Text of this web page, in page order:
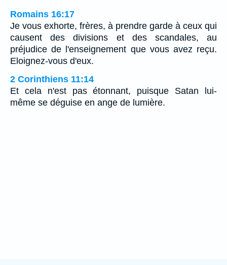
Romains 16:17
Je vous exhorte, frères, à prendre garde à ceux qui
causent des divisions et des scandales, au
préjudice de l'enseignement que vous avez reçu.
Eloignez-vous d'eux.
2 Corinthiens 11:14
Et cela n'est pas étonnant, puisque Satan lui-
même se déguise en ange de lumière.